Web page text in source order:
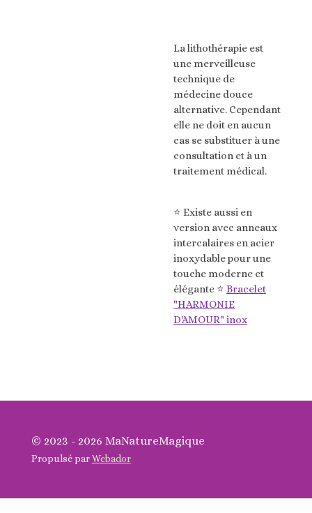
La lithothérapie est
une merveilleuse
technique de
médecine douce
alternative. Cependant
elle ne doit en aucun
cas se substituer à une
consultation et à un
traitement médical.
⭐️ Existe aussi en
version avec anneaux
intercalaires en acier
inoxydable pour une
touche moderne et
élégante ⭐️ Bracelet
"HARMONIE
D'AMOUR" inox
© 2023 - 2026 MaNatureMagique
Propulsé parWebador